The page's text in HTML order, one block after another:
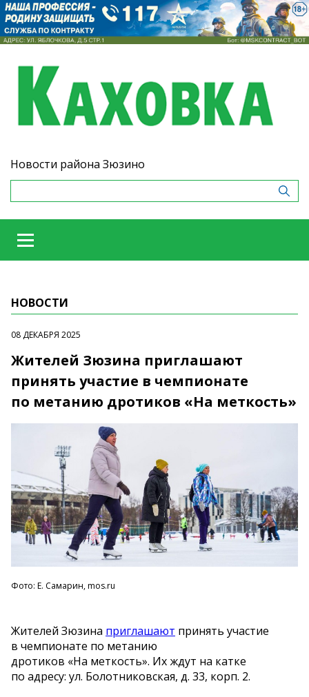
Новости района Зюзино
НОВОСТИ
08 ДЕКАБРЯ 2025
Жителей Зюзина приглашают
принять участие в чемпионате
по метанию дротиков «На меткость»
Фото: Е. Самарин, mos.ru
Жителей Зюзина приглашают принять участие
в чемпионате по метанию
дротиков «На меткость». Их ждут на катке
по адресу: ул. Болотниковская, д. 33, корп. 2.